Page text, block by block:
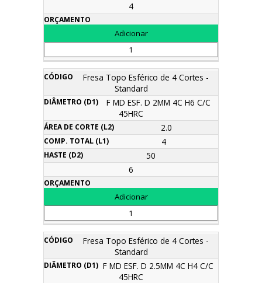
4
Fresa Topo Esférico de 4 Cortes -
Standard
F MD ESF. D 2MM 4C H6 C/C
45HRC
2.0
4
50
6
Fresa Topo Esférico de 4 Cortes -
Standard
F MD ESF. D 2.5MM 4C H4 C/C
45HRC